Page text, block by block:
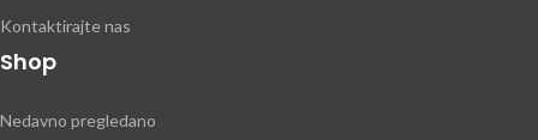
Kontaktirajte nas
Shop
Nedavno pregledano